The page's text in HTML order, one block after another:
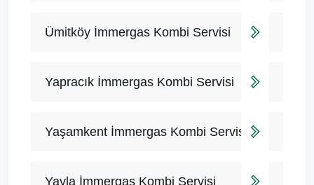
Ümitköy İmmergas Kombi Servisi
Yapracık İmmergas Kombi Servisi
Yaşamkent İmmergas Kombi Servisi
Yayla İmmergas Kombi Servisi